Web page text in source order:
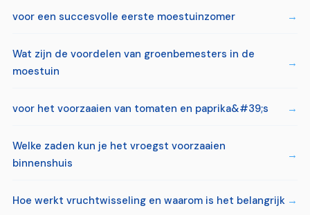
voor een succesvolle eerste moestuinzomer
Wat zijn de voordelen van groenbemesters in de
moestuin
voor het voorzaaien van tomaten en paprika&#39;s
Welke zaden kun je het vroegst voorzaaien
binnenshuis
Hoe werkt vruchtwisseling en waarom is het belangrijk